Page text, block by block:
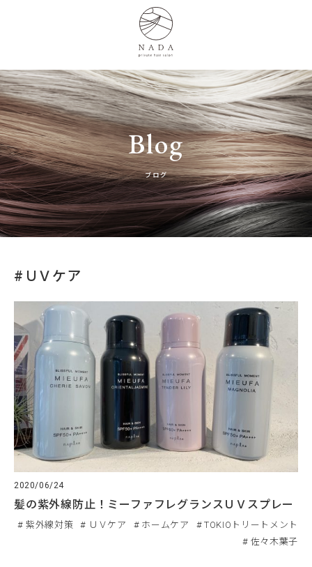
Blog
ブログ
#ＵＶケア
2020/06/24
髪の紫外線防止！ミーファフレグランスＵＶスプレー
紫外線対策 ＵＶケア ホームケア
TOKIOトリートメント
佐々木葉子